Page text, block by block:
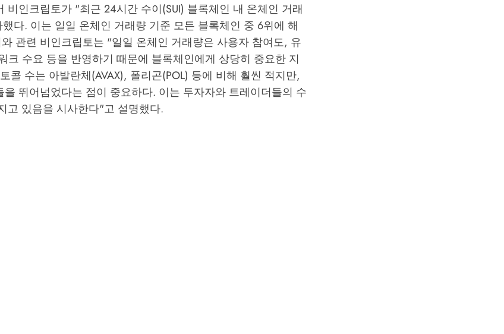
비인크립토가 "최근 24시간 수이(SUI) 블록체인 내 온체인 거래
다. 이는 일일 온체인 거래량 기준 모든 블록체인 중 6위에 해
관련 비인크립토는 "일일 온체인 거래량은 사용자 참여도, 유
크 수요 등을 반영하기 때문에 블록체인에게 상당히 중요한 지
콜 수는 아발란체(AVAX), 폴리곤(POL) 등에 비해 훨씬 적지만,
을 뛰어넘었다는 점이 중요하다. 이는 투자자와 트레이더들의 수
고 있음을 시사한다"고 설명했다.